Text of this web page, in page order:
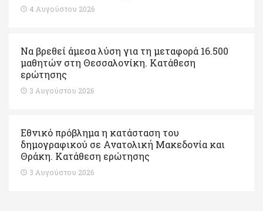
4 Αυγούστου 2026
Να βρεθεί άμεσα λύση για τη μεταφορά 16.500
μαθητών στη Θεσσαλονίκη. Κατάθεση
ερώτησης
3 Αυγούστου 2026
Εθνικό πρόβλημα η κατάσταση του
δημογραφικού σε Ανατολική Μακεδονία και
Θράκη. Κατάθεση ερώτησης
3 Αυγούστου 2026